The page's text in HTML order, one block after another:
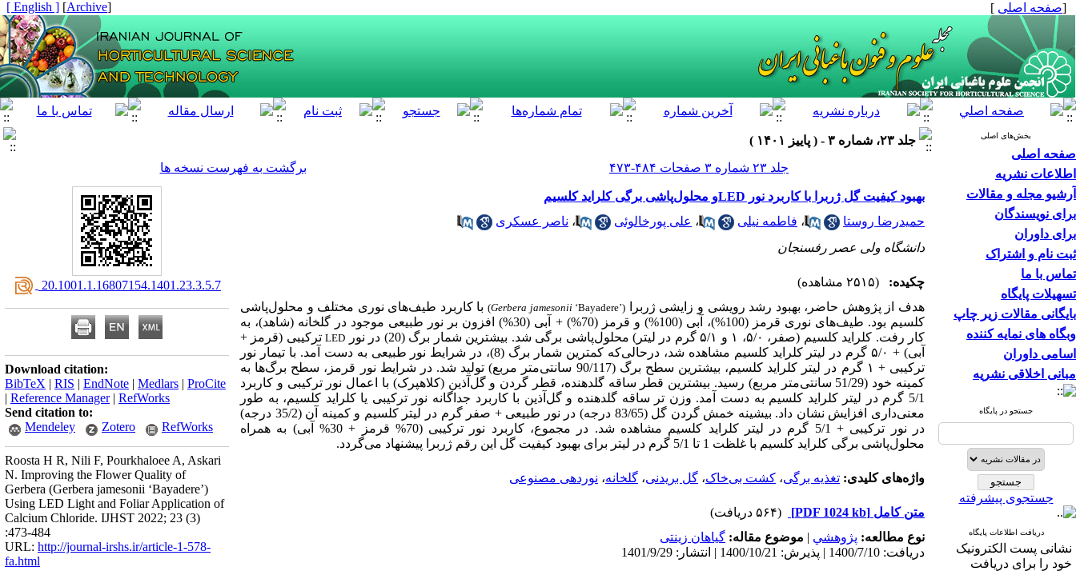
[صفحه اصلی ]
[
Archive
]
[ English ]
بخش‌های اصلی
صفحه اصلی
اطلاعات نشریه
آرشیو مجله و مقالات
برای نویسندگان
برای داوران
ثبت نام و اشتراک
تماس با ما
تسهیلات پایگاه
بایگانی مقالات زیر چاپ
وبگاه های نمایه کننده
اسامی داوران
مبانی اخلاقی نشریه
جستجو در پایگاه
جستجوی پیشرفته
دریافت اطلاعات پایگاه
نشانی پست الکترونیک
خود را برای دریافت
جلد ۲۳، شماره ۳ - ( پاییز ۱۴۰۱ )
جلد ۲۳ شماره ۳ صفحات ۴۸۴-۴۷۳
برگشت به فهرست نسخه ها
بهبود کیفیت گل ژربرا با کاربرد نور LEDو محلول‌پاشی برگی کلراید کلسیم
حمیدرضا روستا
، فاطمه نیلی ، علی پورخالوئی ، ناصر عسکری
دانشگاه ولی عصر رفسنجان
چکیده:
(۲۵۱۵ مشاهده)
هدف از پژوهش حاضر، بهبود رشد رویشی و زایشی ژربرا
(Gerbera jamesonii‘Bayadere’)
با کاربرد طیف‌های نوری مختلف و محلول‌پاشی
کلسیم بود. طیف‌های نوری قرمز (100%)، آبی (100%) و قرمز (70%) + آبی (30%) افزون بر نور طبیعی موجود در گلخانه (شاهد)، به
کار رفت. کلراید کلسیم (صفر، ۵/۰، ۱ و ۵/۱ گرم در لیتر) محلول‌پاشی برگی شد.
بیشترین شمار برگ (20) در نور LEDترکیبی (قرمز +
آبی) + ۵/۰ گرم در لیتر کلراید کلسیم مشاهده شد، درحالی‌که کمترین شمار برگ (8)، در شرایط نور طبیعی به ‌دست آمد. با تیمار نور
ترکیبی + ۱ گرم در لیتر کلراید کلسیم، بیشترین سطح برگ (90/117 سانتی‌متر مربع) تولید شد. در شرایط نور قرمز، سطح برگ‌ها به
کمینه خود (51/29 سانتی‌متر مربع) رسید. بیشترین قطر ساقه گلدهنده، قطر گردن و گل‌آذین (کلاهپرک) با اعمال نور ترکیبی و کاربرد
5/1 گرم در لیتر کلراید کلسیم به دست آمد.
وزن تر ساقه گلدهنده و گل‌آذین با کاربرد جداگانه نور ترکیبی یا کلراید کلسیم، به طور
معنی‌داری افزایش نشان داد.
بیشینه خمش گردن گل (83/65 درجه) در نور طبیعی + صفر گرم در لیتر کلسیم و کمینه آن (35/2 درجه)
در نور ترکیبی + 5/1 گرم در لیتر کلراید کلسیم مشاهده شد. در مجموع، کاربرد نور ترکیبی (70% قرمز + 30% آبی) به همراه
محلول‌پاشی برگی کلراید کلسیم با غلظت 1 تا 5/1 گرم در لیتر برای بهبود کیفیت گل این رقم ژربرا پیشنهاد می‌گردد.
واژه‌های کلیدی: تغذیه برگی، کشت بی‌خاک، گل بریدنی، گلخانه، نوردهی مصنوعی
متن کامل [PDF 1024 kb]
(۵۶۴ دریافت)
نوع مطالعه: پژوهشي | موضوع مقاله: گیاهان زینتی
دریافت: 1400/7/10 | پذیرش: 1400/10/21 | انتشار: 1401/9/29
‎ 20.1001.1.16807154.1401.23.3.5.7
Download citation:
BibTeX | RIS | EndNote | Medlars | ProCite
| Reference Manager| RefWorks
Send citation to:
Mendeley
Zotero RefWorks
Roosta H R, Nili F, Pourkhaloee A, Askari
N. Improving the Flower Quality of
Gerbera (Gerbera jamesonii ‘Bayadere’)
Using LED Light and Foliar Application of
Calcium Chloride. IJHST 2022; 23 (3)
:473-484
URL: http://journal-irshs.ir/article-1-578-
fa.html